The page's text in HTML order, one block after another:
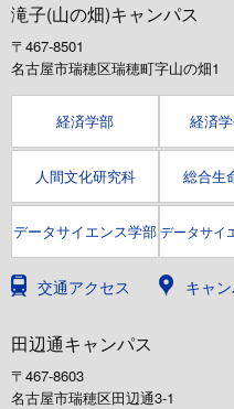
滝子(山の畑)キャンパス
〒467-8501
名古屋市瑞穂区瑞穂町字山の畑1
経済学部 経済
人間文化研究科 総合生
データサイエンス学部データサイ
交通アクセス キャ
田辺通キャンパス
〒467-8603
名古屋市瑞穂区田辺通3-1